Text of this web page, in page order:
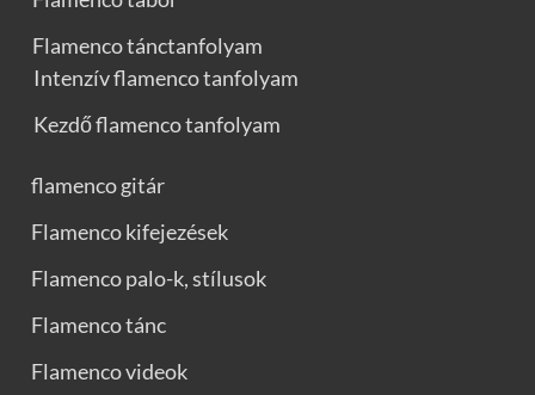
Flamenco tánctanfolyam
Intenzív flamenco tanfolyam
Kezdő flamenco tanfolyam
flamenco gitár
Flamenco kifejezések
Flamenco palo-k, stílusok
Flamenco tánc
Flamenco videok